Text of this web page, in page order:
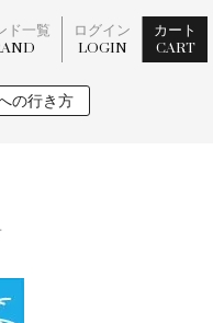
ド一覧 ログイン
LOGIN
カート
CART
の行き方